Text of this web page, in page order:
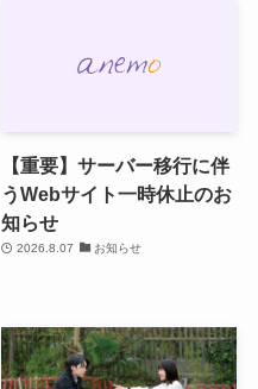
【重要】サーバー移行に伴
うWebサイト一時休止のお
知らせ
2026.8.07 お知らせ